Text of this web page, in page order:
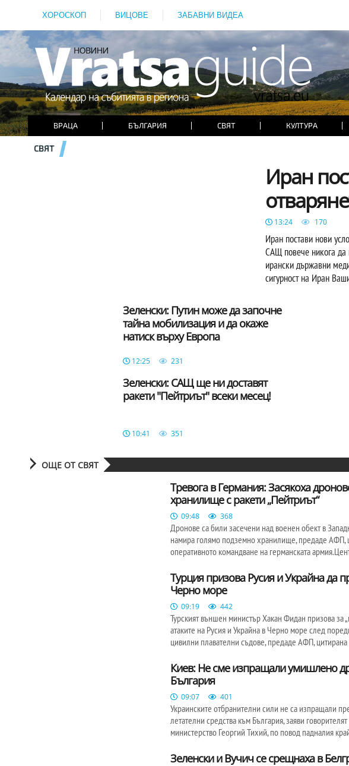
ХОРОСКОП ВИЦОВЕ ЗАБАВНИ ВИДЕА
ВРАЦА БЪЛГАРИЯ СВЯТ КУЛТУРА
СВЯТ
Иран
13:24 170
Иран постави нови
САЩ повече никога да
ирански държавни
сигурност на Иран
Зеленски: Путин може да започне
тайна мобилизация и да окаже
натиск върху Европа
12:25 231
Зеленски: САЩ ще ни доставят
ракети "Пейтриът" всеки месец!
10:41 351
ОЩЕ ОТ СВЯТ
Тревога в Германия: Засякоха
хранилище с ракети „Пейтриът“
09:48 368
Дронове са били засечени над военен обект в
намира голямо подземно хранилище, предаде АФП,
оперативното командване на германската
Турция призова Русия и Украйна да
Черно море
09:19 442
Турският външен министър Хакан Фидан призова за
атаките на Русия и Украйна в Черно море след
цивилни плавателни съдове, предаде АФП,
Киев: Не сме изпращали умишлено
България
09:07 401
Украинските отбранителни сили не са изпращали
летателни средства към България, заяви
министерство Георгий Тихий, по повод падналия
Зеленски и Вучич се срещнаха в